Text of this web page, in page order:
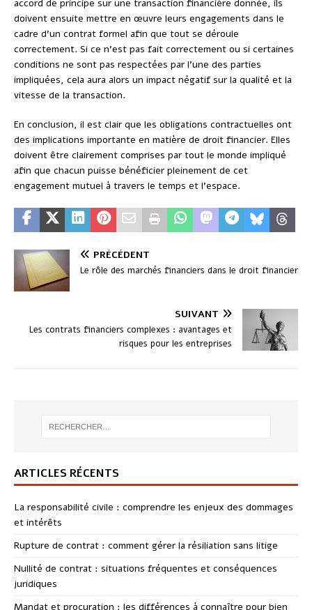
accord de principe sur une transaction financière donnée, ils
doivent ensuite mettre en œuvre leurs engagements dans le
cadre d’un contrat formel afin que tout se déroule
correctement. Si ce n’est pas fait correctement ou si certaines
conditions ne sont pas respectées par l’une des parties
impliquées, cela aura alors un impact négatif sur la qualité et la
vitesse de la transaction.
En conclusion, il est clair que les obligations contractuelles ont
des implications importante en matière de droit financier. Elles
doivent être clairement comprises par tout le monde impliqué
afin que chacun puisse bénéficier pleinement de cet
engagement mutuel à travers le temps et l’espace.
PRÉCÉDENT
Le rôle des marchés financiers dans le droit financier
SUIVANT
Les contrats financiers complexes : avantages et
risques pour les entreprises
ARTICLES RÉCENTS
La responsabilité civile : comprendre les enjeux des dommages
et intérêts
Rupture de contrat : comment gérer la résiliation sans litige
Nullité de contrat : situations fréquentes et conséquences
juridiques
Mandat et procuration : les différences à connaître pour bien